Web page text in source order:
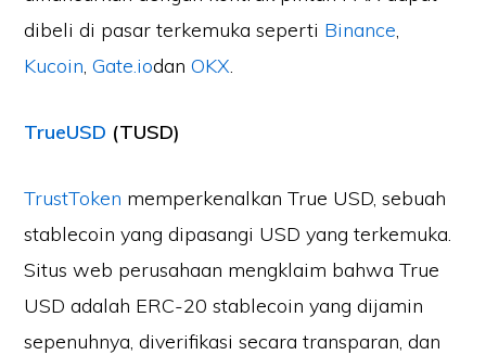
dibeli di pasar terkemuka seperti Binance,
Kucoin,Gate.iodanOKX.
TrueUSD (TUSD)
TrustToken memperkenalkan True USD, sebuah
stablecoin yang dipasangi USD yang terkemuka.
Situs web perusahaan mengklaim bahwa True
USD adalah ERC-20 stablecoin yang dijamin
sepenuhnya, diverifikasi secara transparan, dan